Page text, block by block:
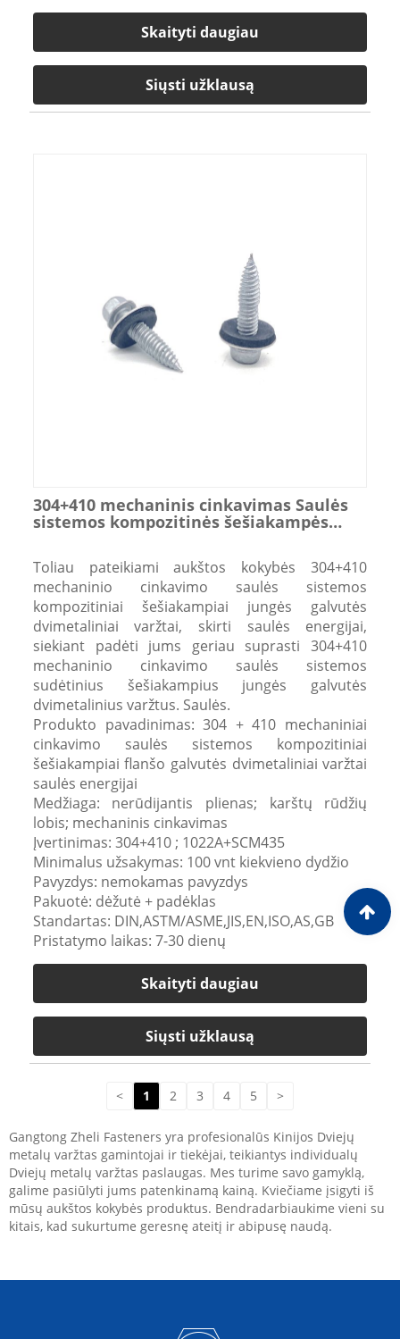
Skaityti daugiau
Siųsti užklausą
304+410 mechaninis cinkavimas Saulės
sistemos kompozitinės šešiakampės
skirti saulės energijai
Toliau pateikiami aukštos kokybės 304+410
mechaninio cinkavimo saulės sistemos
kompozitiniai šešiakampiai jungės galvutės
dvimetaliniai varžtai, skirti saulės energijai,
siekiant padėti jums geriau suprasti 304+410
mechaninio cinkavimo saulės sistemos
sudėtinius šešiakampius jungės galvutės
dvimetalinius varžtus. Saulės.
Produkto pavadinimas: 304 + 410 mechaniniai
cinkavimo saulės sistemos kompozitiniai
šešiakampiai flanšo galvutės dvimetaliniai varžtai
saulės energijai
Medžiaga: nerūdijantis plienas; karštų rūdžių
lobis; mechaninis cinkavimas
Įvertinimas: 304+410 ; 1022A+SCM435
Minimalus užsakymas: 100 vnt kiekvieno dydžio
Pavyzdys: nemokamas pavyzdys
Pakuotė: dėžutė + padėklas
Standartas: DIN,ASTM/ASME,JIS,EN,ISO,AS,GB
Pristatymo laikas: 7-30 dienų
Skaityti daugiau
Siųsti užklausą
< 1 2 3 4 5 >
Gangtong Zheli Fasteners yra profesionalūs Kinijos Dviejų
metalų varžtas gamintojai ir tiekėjai, teikiantys individualų
Dviejų metalų varžtas paslaugas. Mes turime savo gamyklą,
galime pasiūlyti jums patenkinamą kainą. Kviečiame įsigyti iš
mūsų aukštos kokybės produktus. Bendradarbiaukime vieni su
kitais, kad sukurtume geresnę ateitį ir abipusę naudą.